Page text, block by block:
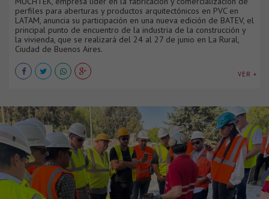
perfiles para aberturas y productos arquitectónicos en PVC en
LATAM, anuncia su participación en una nueva edición de BATEV, el
principal punto de encuentro de la industria de la construcción y
la vivienda, que se realizará del 24 al 27 de junio en La Rural,
Ciudad de Buenos Aires.
VER +